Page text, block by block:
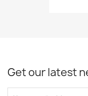
Get our latest